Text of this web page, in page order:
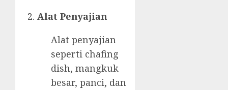
Alat Penyajian
Alat penyajian
seperti chafing
dish, mangkuk
besar, panci, dan